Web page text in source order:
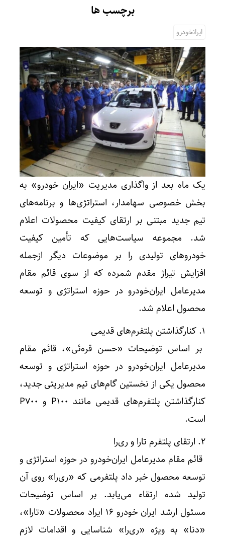
برچسب ها
ایرانخودرو
یک ماه بعد از واگذاری مدیریت «ایران خودرو» به
بخش خصوصی سهامدار، استراتژی‌ها و برنامه‌های
تیم جدید مبتنی بر ارتقای کیفیت محصولات اعلام
شد. مجموعه سیاست‌هایی که تأمین کیفیت
خودروهای تولیدی را بر موضوعات دیگر ازجمله
افزایش تیراژ مقدم شمرده که از سوی قائم مقام
مدیرعامل ایران‌خودرو در حوزه استراتژی و توسعه
محصول اعلام شد.
1. کنارگذاشتن پلتفرم‌های قدیمی
بر اساس توضیحات «حسن قره‌ئی»، قائم مقام
مدیرعامل ایران‌خودرو در حوزه استراتژی و توسعه
محصول یکی از نخستین گام‌های تیم مدیریتی جدید،
کنارگذاشتن پلتفرم‌های قدیمی مانند P100 و P700
است.
2. ارتقای پلتفرم تارا و ری‌را
قائم مقام مدیرعامل ایران‌خودرو در حوزه استراتژی و
توسعه محصول خبر داد پلتفرمی که «ری‌را» روی آن
تولید شده ارتقاء می‌یابد. بر اساس توضیحات
مسئول ارشد ایران خودرو 16 ایراد محصولات «تارا»،
«دنا» به ویژه «ری‌را» شناسایی و اقدامات لازم